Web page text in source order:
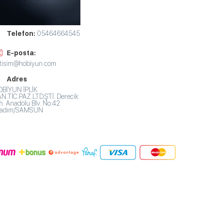
Telefon: 05464664545
E-posta:
Adres
İPLİK
Derecik
Anadolu Blv. No:42
SAMSUN